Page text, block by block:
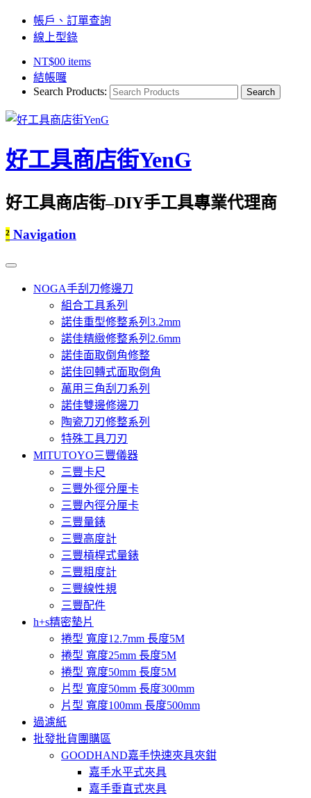
帳戶、訂單查詢
線上型錄
NT$00 items
結帳囉
Search Products:
好工具商店街YenG
好工具商店街–DIY手工具專業代理商
² Navigation
NOGA手刮刀修邊刀
組合工具系列
諾佳重型修整系列3.2mm
諾佳精緻修整系列2.6mm
諾佳面取倒角修整
諾佳回轉式面取倒角
萬用三角刮刀系列
諾佳雙邊修邊刀
陶瓷刀刃修整系列
特殊工具刀刃
MITUTOYO三豐儀器
三豐卡尺
三豐外徑分厘卡
三豐內徑分厘卡
三豐量錶
三豐高度計
三豐槓桿式量錶
三豐粗度計
三豐線性規
三豐配件
h+s精密墊片
捲型 寬度12.7mm 長度5M
捲型 寬度25mm 長度5M
捲型 寬度50mm 長度5M
片型 寬度50mm 長度300mm
片型 寬度100mm 長度500mm
過濾紙
批發批貨團購區
GOODHAND嘉手快速夾具夾鉗
嘉手水平式夾具
嘉手垂直式夾具